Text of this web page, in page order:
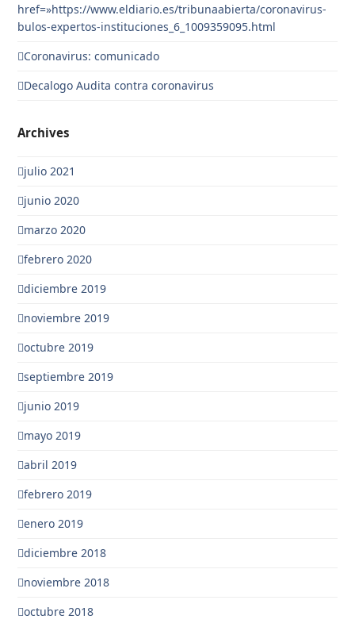
href=»https://www.eldiario.es/tribunaabierta/coronavirus-
bulos-expertos-instituciones_6_1009359095.html
Coronavirus: comunicado
Decalogo Audita contra coronavirus
Archives
julio 2021
junio 2020
marzo 2020
febrero 2020
diciembre 2019
noviembre 2019
octubre 2019
septiembre 2019
junio 2019
mayo 2019
abril 2019
febrero 2019
enero 2019
diciembre 2018
noviembre 2018
octubre 2018